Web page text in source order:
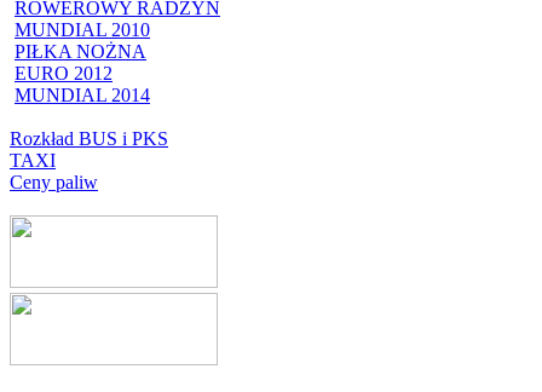
ROWEROWY RADZYŃ
MUNDIAL 2010
PIŁKA NOŻNA
EURO 2012
MUNDIAL 2014
Rozkład BUS i PKS
TAXI
Ceny paliw